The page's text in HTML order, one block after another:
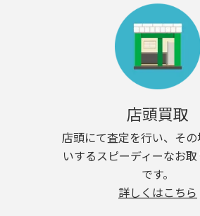
店頭買取
店頭にて査定を行い、そ
いするスピーディーなお
です。
詳しくはこちら